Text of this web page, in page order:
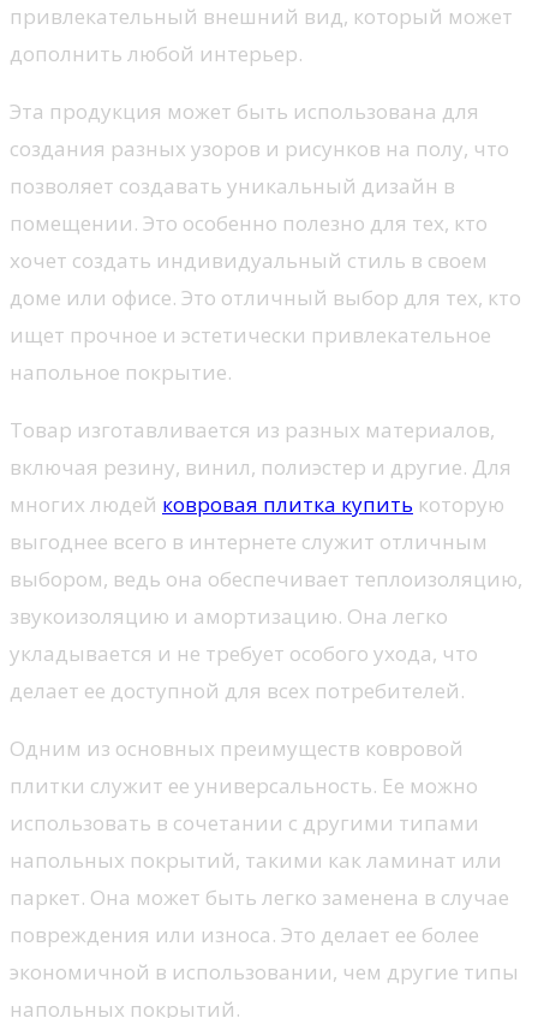
привлекательный внешний вид, который может
дополнить любой интерьер.
Эта продукция может быть использована для
создания разных узоров и рисунков на полу, что
позволяет создавать уникальный дизайн в
помещении. Это особенно полезно для тех, кто
хочет создать индивидуальный стиль в своем
доме или офисе. Это отличный выбор для тех, кто
ищет прочное и эстетически привлекательное
напольное покрытие.
Товар изготавливается из разных материалов,
включая резину, винил, полиэстер и другие. Для
многих людей ковровая плитка купить которую
выгоднее всего в интернете служит отличным
выбором, ведь она обеспечивает теплоизоляцию,
звукоизоляцию и амортизацию. Она легко
укладывается и не требует особого ухода, что
делает ее доступной для всех потребителей.
Одним из основных преимуществ ковровой
плитки служит ее универсальность. Ее можно
использовать в сочетании с другими типами
напольных покрытий, такими как ламинат или
паркет. Она может быть легко заменена в случае
повреждения или износа. Это делает ее более
экономичной в использовании, чем другие типы
напольных покрытий.